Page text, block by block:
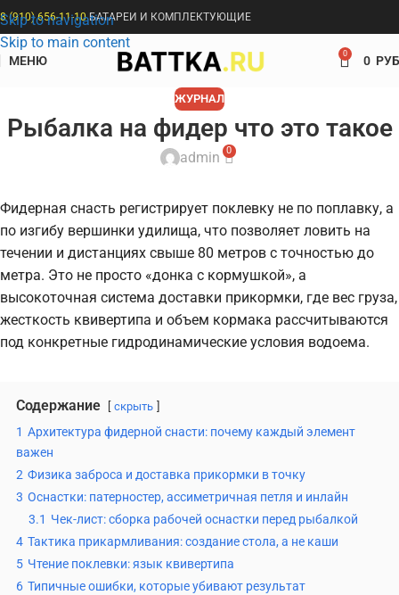
Skip to navigation
Skip to main content
8 (910) 656-11-10БАТАРЕИ И КОМПЛЕКТУЮЩИЕ
МЕНЮ 0 0
ЖУРНАЛ
Рыбалка на фидер что это такое
admin 0
Фидерная снасть регистрирует поклевку не по поплавку, а
по изгибу вершинки удилища, что позволяет ловить на
течении и дистанциях свыше 80 метров с точностью до
метра. Это не просто «донка с кормушкой», а
высокоточная система доставки прикормки, где вес груза,
жесткость квивертипа и объем кормака рассчитываются
под конкретные гидродинамические условия водоема.
Содержание скрыть
1 Архитектура фидерной снасти: почему каждый элемент
важен
2 Физика заброса и доставка прикормки в точку
3 Оснастки: патерностер, ассиметричная петля и инлайн
3.1 Чек-лист: сборка рабочей оснастки перед рыбалкой
4 Тактика прикармливания: создание стола, а не каши
5 Чтение поклевки: язык квивертипа
6 Типичные ошибки, которые убивают результат